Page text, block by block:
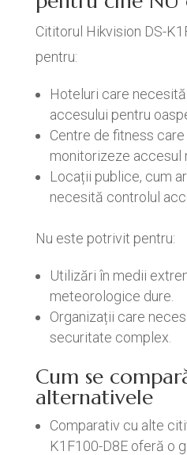
Cititorul Hikvision DS-
pentru:
Hoteluri care
accesului pentru
Centre de fitness
monitorizeze accesul
Locații publice, cum
necesită controlul
Nu este potrivit pentru:
Utilizări în medii
meteorologice dure.
Organizații care
securitate complex.
Cum se
alternativele
Comparativ cu alte
K1F100-D8E oferă o